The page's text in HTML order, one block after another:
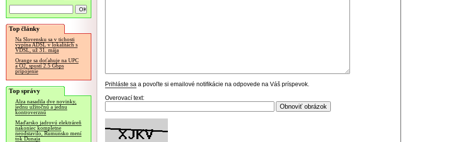
Top články
Na Slovensku sa v tichosti
vypína ADSL v lokalitách s
VDSL, už 31. mája
Orange sa doťahuje na UPC
a O2, spustí 2.5 Gbps
pripojenie
Top správy
Alza nasadila dve novinky,
jednu užitočnú a jednu
kontroverznú
Maďarsko jadrovú elektráreň
nakoniec kompletne
neodstavilo, Rumunsko mení
tok Dunaja
Prihláste sa a povoľte si emailové notifikácie na odpovede na Váš príspevok.
Overovací text: